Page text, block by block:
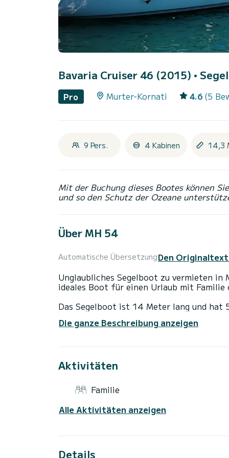
Bavaria Cruiser 46 (2015) •
Pro Murter-Kornati 4.6 (5
9 Pers. 4 Kabinen 14,3
Mit der Buchung dieses Bootes können
und so den Schutz der Ozeane
Über MH 54
Automatische ÜbersetzungDen
Unglaubliches Segelboot zu vermieten
ideales Boot für einen Urlaub mit Familie
Das Segelboot ist 14 Meter lang und hat
folgende Ausstattung: Autopilot,
Wir laden Sie ein, direkt über die
Die ganze Beschreibung anzeigen
Aktivitäten
Familie
Alle Aktivitäten anzeigen
Details